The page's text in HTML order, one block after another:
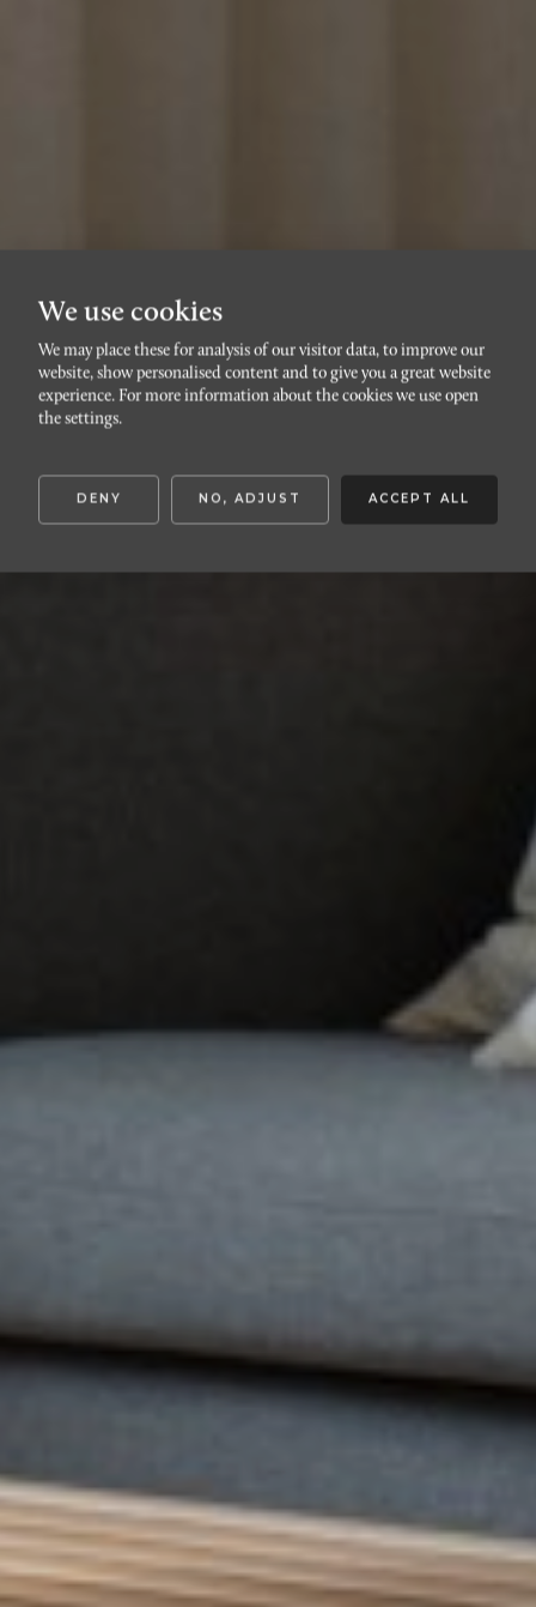
MÖLLEVÅNGEN
Simrishamnsgatan 26
We use cookies
We may place these for analysis of our visitor data, to improve our
website, show personalised content and to give you a great website
experience. For more information about the cookies we use open
the settings.
DENY NO, ADJUST ACCEPT ALL